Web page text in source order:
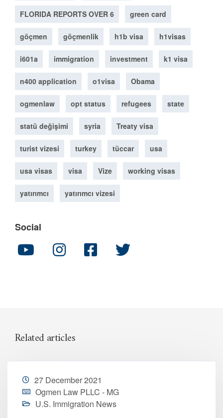
FLORIDA REPORTS OVER 6 green card
göçmen göçmenlik h1b visa h1visas
i601a immigration investment k1 visa
n400 application o1visa Obama
ogmenlaw opt status refugees state
statü değişimi syria Treaty visa
turist vizesi turkey tüccar usa
usa visas visa Vize working visas
yatırımcı yatırımcı vizesi
Social
Related articles
27 December 2021
Ogmen Law PLLC - MG
U.S. Immigration News